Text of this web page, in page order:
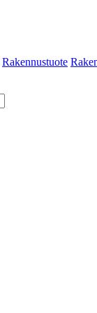
Rakennustuote